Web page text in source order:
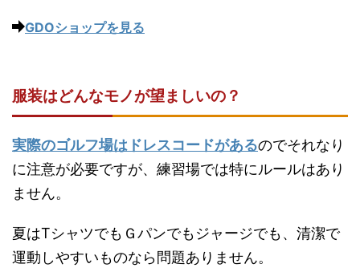
GDOショップを見る
服装はどんなモノが望ましいの？
実際のゴルフ場はドレスコードがあるのでそれなり
に注意が必要ですが、練習場では特にルールはあり
ません。
夏はTシャツでもＧパンでもジャージでも、清潔で
運動しやすいものなら問題ありません。